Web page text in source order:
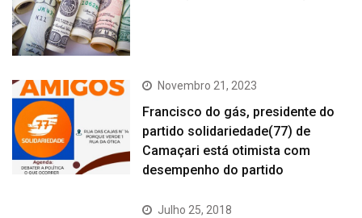
Novembro 21, 2023
Francisco do gás, presidente do
partido solidariedade(77) de
Camaçari está otimista com
desempenho do partido
Julho 25, 2018